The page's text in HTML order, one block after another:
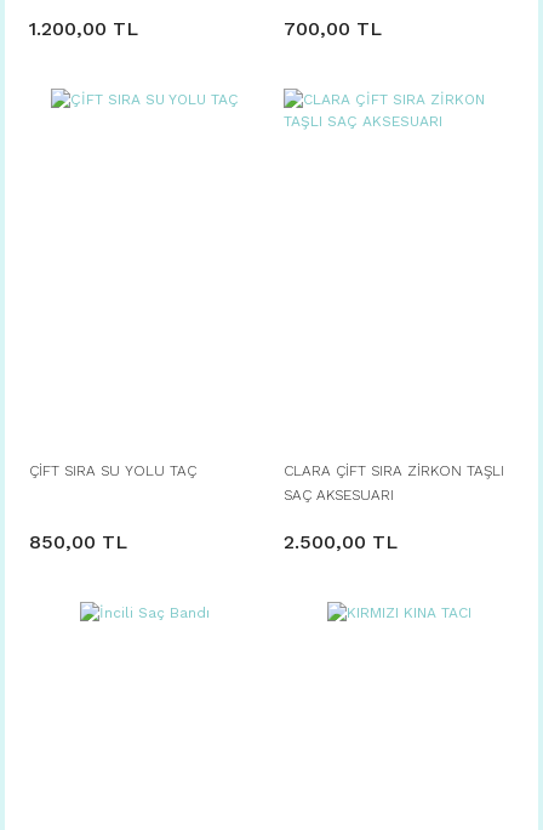
1.200,00 TL 700,00 TL
ÇİFT SIRA SU YOLU TAÇ
850,00 TL
CLARA ÇİFT SIRA ZİRKON TAŞLI
SAÇ AKSESUARI
2.500,00 TL